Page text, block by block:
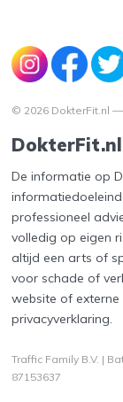
© 2026 DokterFit.nl
DokterFit.nl
De informatie op
professioneel
volledig op eigen
altijd een arts of
voor schade of
website of
privacyverklaring.
Traffic Family B.V. |
87153637